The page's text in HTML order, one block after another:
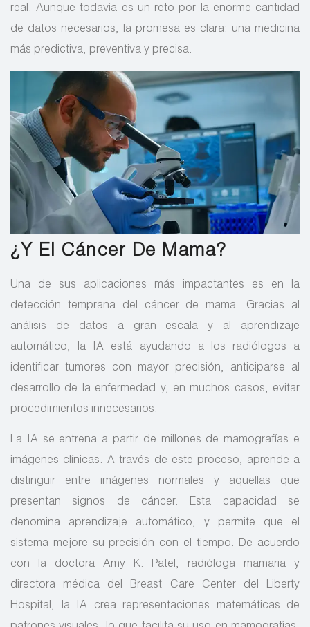
real. Aunque todavía es un reto por la enorme cantidad
de datos necesarios, la promesa es clara: una medicina
más predictiva, preventiva y precisa.
¿Y El Cáncer De Mama?
Una de sus aplicaciones más impactantes es en la
detección temprana del cáncer de mama. Gracias al
análisis de datos a gran escala y al aprendizaje
automático, la IA está ayudando a los radiólogos a
identificar tumores con mayor precisión, anticiparse al
desarrollo de la enfermedad y, en muchos casos, evitar
procedimientos innecesarios.
La IA se entrena a partir de millones de mamografías e
imágenes clínicas. A través de este proceso, aprende a
distinguir entre imágenes normales y aquellas que
presentan signos de cáncer. Esta capacidad se
denomina aprendizaje automático, y permite que el
sistema mejore su precisión con el tiempo. De acuerdo
con la doctora Amy K. Patel, radióloga mamaria y
directora médica del Breast Care Center del Liberty
Hospital, la IA crea representaciones matemáticas de